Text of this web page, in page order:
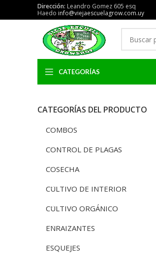
Dirección: Leandro Gomez 605 esq
Haedo info@viejaescuelagrow.com.uy
CATEGORÍAS
CATEGORÍAS DEL PRODUCTO
COMBOS
CONTROL DE PLAGAS
COSECHA
CULTIVO DE INTERIOR
CULTIVO ORGÁNICO
ENRAIZANTES
ESQUEJES